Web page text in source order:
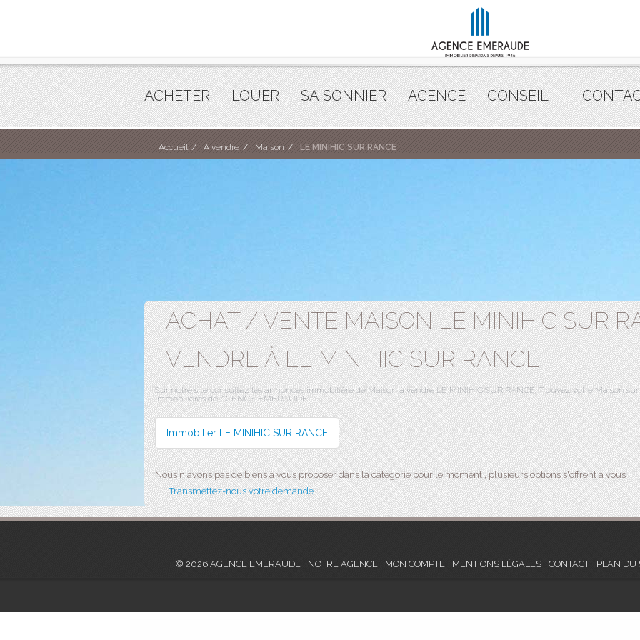
ACHETER LOUER SAISONNIER AGENCE CONSEIL
Accueil A vendre Maison LE MINIHIC SUR RANCE
ACHAT / VENTE MAISON LE MINIHIC SUR
VENDRE À LE MINIHIC SUR RANCE
Sur notre site consultez les annonces immobilière de Maison à vendre LE MINIHIC SUR RANCE. Trouvez votre Maison
immobilières de AGENCE EMERAUDE.
Immobilier LE MINIHIC SUR RANCE
Nous n'avons pas de biens à vous proposer dans la catégorie pour le moment , plusieurs options s'offrent à vous :
Transmettez-nous votre demande
© 2026 AGENCE EMERAUDE NOTRE AGENCE MON COMPTE MENTIONS LÉGALES CONTACT PLAN DU